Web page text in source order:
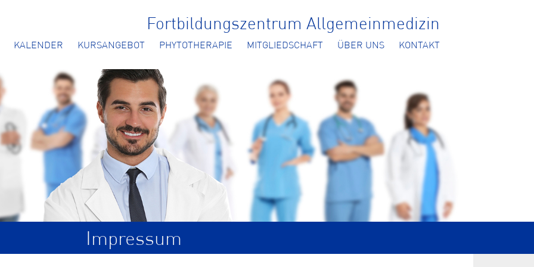
Fortbildungszentrum Allgemeinmedizin
KALENDER KURSANGEBOT PHYTOTHERAPIE MITGLIEDSCHAFT ÜBER UNS KONTAKT
Impressum